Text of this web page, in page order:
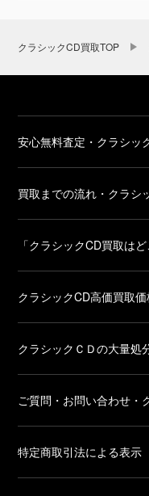
クラシックCD買取TOP
安心無料査定・クラシッ
買取までの流れ・クラシ
「クラシックCD買取は
クラシックCD高価買取
クラシックＣＤの大量処
ご質問・お問い合わせ・
特定商取引法による表示